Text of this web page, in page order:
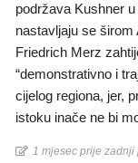
podržava Kushner
nastavljaju se širom
Friedrich Merz
“demonstrativno i
cijelog regiona, jer,
istoku inače ne bi
1 mjesec prije